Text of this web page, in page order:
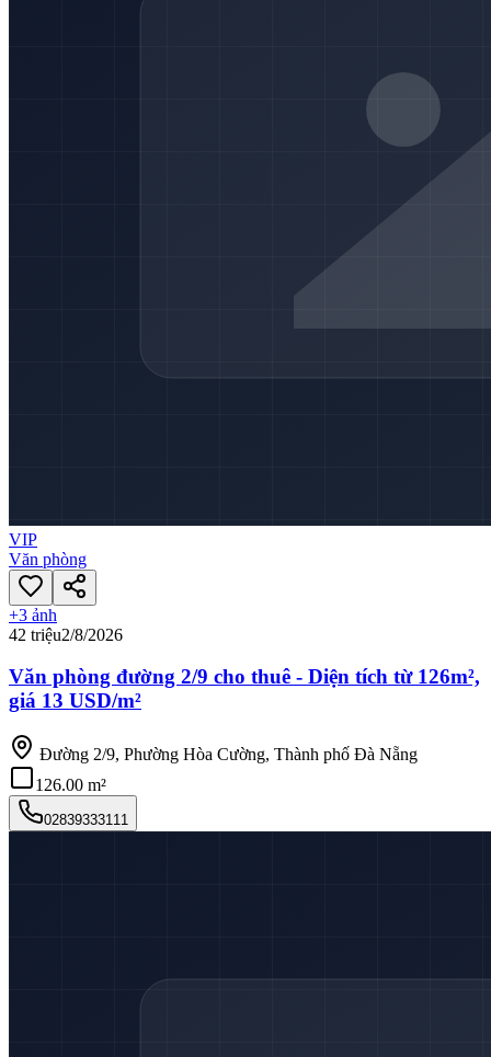
VIP
Văn phòng
+3 ảnh
42 triệu2/8/2026
Văn phòng đường 2/9 cho thuê - Diện tích từ 126m²,
giá 13 USD/m²
Đường 2/9, Phường Hòa Cường, Thành phố Đà Nẵng
126.00 m²
02839333111